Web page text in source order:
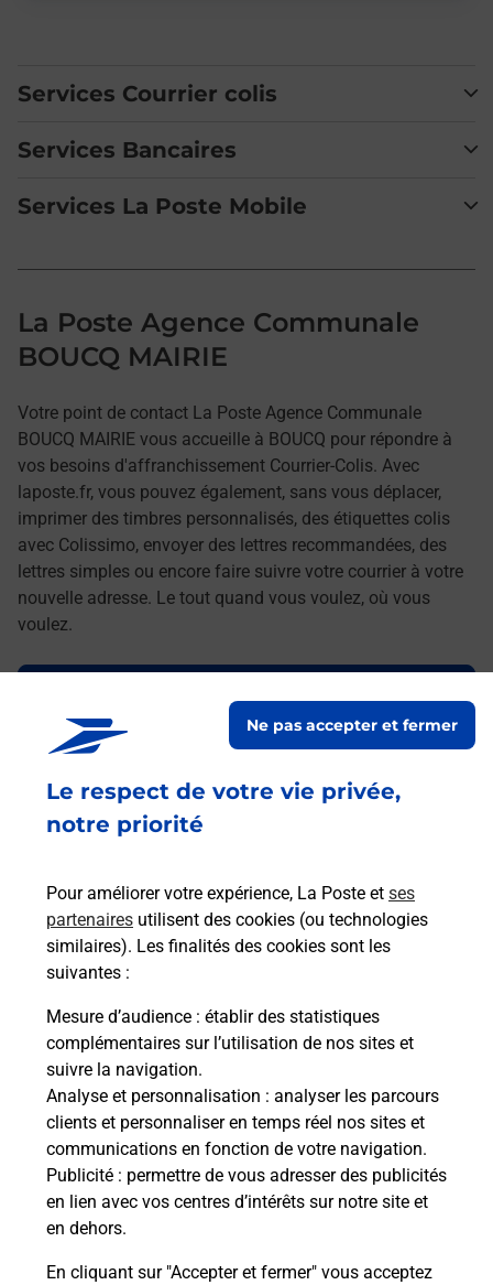
Le respect de votre vie privée,
notre priorité
Pour améliorer votre expérience, La Poste et ses
partenaires utilisent des cookies (ou technologies
similaires). Les finalités des cookies sont les
suivantes :
Mesure d’audience : établir des statistiques
complémentaires sur l’utilisation de nos sites et
suivre la navigation.
Analyse et personnalisation : analyser les parcours
clients et personnaliser en temps réel nos sites et
communications en fonction de votre navigation.
Publicité : permettre de vous adresser des publicités
en lien avec vos centres d’intérêts sur notre site et
en dehors.
En cliquant sur "Accepter et fermer" vous acceptez
Ne pas accepter et fermer
Services Courrier colis
Services Bancaires
Services La Poste Mobile
La Poste Agence Communale
BOUCQ MAIRIE
Votre point de contact La Poste Agence Communale
BOUCQ MAIRIE vous accueille à BOUCQ pour répondre à
vos besoins d'affranchissement Courrier-Colis. Avec
laposte.fr, vous pouvez également, sans vous déplacer,
imprimer des timbres personnalisés, des étiquettes colis
avec Colissimo, envoyer des lettres recommandées, des
lettres simples ou encore faire suivre votre courrier à votre
nouvelle adresse. Le tout quand vous voulez, où vous
voulez.
La Poste